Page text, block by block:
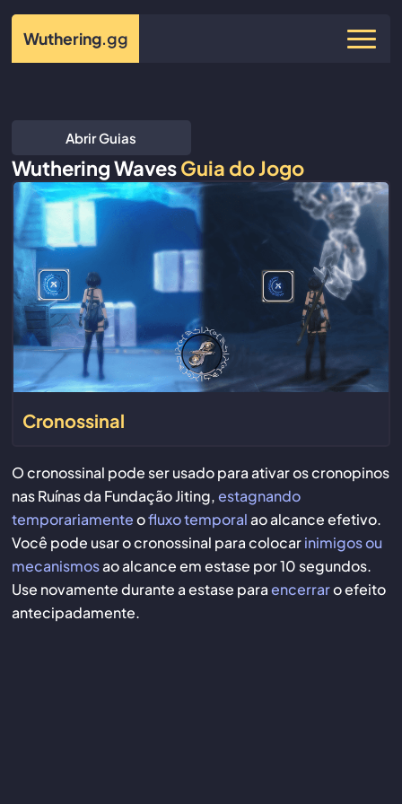
Wuthering.gg
Abrir Guias
Wuthering WavesGuia do Jogo
Cronossinal
O cronossinal pode ser usado para ativar os cronopinos
nas Ruínas da Fundação Jiting,estagnando
temporariamenteofluxo temporalao alcance efetivo.
Você pode usar o cronossinal para colocarinimigos ou
mecanismosao alcance em estase por 10 segundos.
Use novamente durante a estase paraencerraro efeito
antecipadamente.